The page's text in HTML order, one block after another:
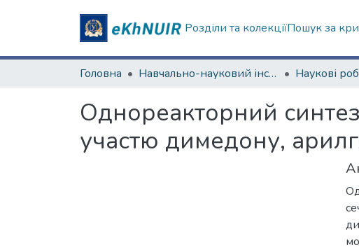
Розділи та колекціїПошук за
Головна Навчально-науковий інститут Хімії
Однореакторний
участю димедону,